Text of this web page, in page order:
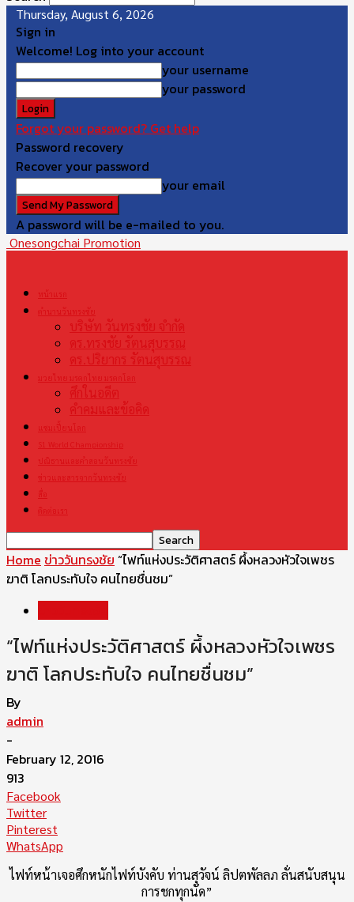
Thursday, August 6, 2026
Sign in
Welcome! Log into your account
your username
your password
Forgot your password? Get help
Password recovery
Recover your password
your email
A password will be e-mailed to you.
Onesongchai Promotion
หน้าแรก
ตำนานวันทรงชัย
บริษัท วันทรงชัย จำกัด
ดร.ทรงชัย รัตนสุบรรณ
ดร.ปริยากร รัตนสุบรรณ
มวยไทย มรดกไทย มรดกโลก
ศึกในอดีต
คำคมและข้อคิด
แชมเปี้ยนโลก
S1 World Championship
ปณิธานและคำสอนวันทรงชัย
ข่าวและสารจากวันทรงชัย
สื่อ
ติดต่อเรา
Home ข่าววันทรงชัย “ไฟท์แห่งประวัติศาสตร์ ผึ้งหลวงหัวใจเพชร
ฆาติ โลกประทับใจ คนไทยชื่นชม”
“ไฟท์แห่งประวัติศาสตร์ ผึ้งหลวงหัวใจเพชร
ฆาติ โลกประทับใจ คนไทยชื่นชม”
By
admin
-
February 12, 2016
913
Facebook
Twitter
Pinterest
WhatsApp
ไฟท์หน้าเจอศึกหนักไฟท์บังคับ ท่านสุวัจน์ ลิปตพัลลภ ลั่นสนับสนุน
การชกทุกนัด”